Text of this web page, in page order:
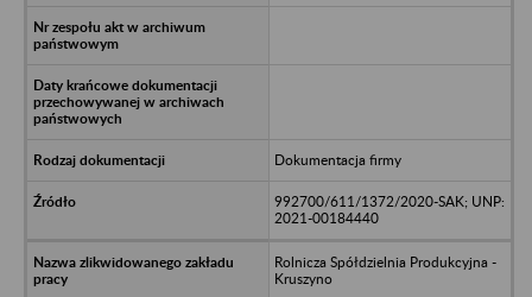
Dokumentacja firmy
992700/611/1372/2020-SAK; UNP:
2021-00184440
Rolnicza Spółdzielnia Produkcyjna -
Kruszyno